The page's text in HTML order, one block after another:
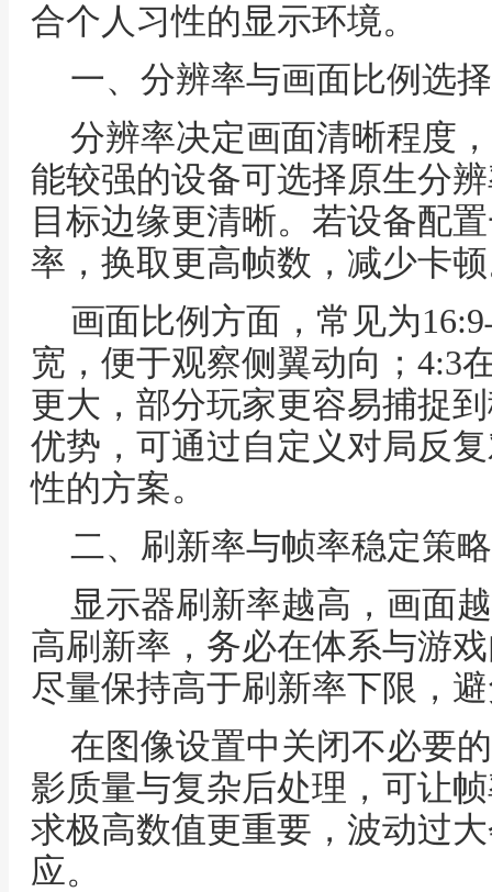
合个人习性的显示环境。
一、分辨率与画面比例选择
分辨率决定画面清晰程度
能较强的设备可选择原生分
目标边缘更清晰。若设备配
率，换取更高帧数，减少卡
画面比例方面，常见为
宽，便于观察侧翼动向；4:3
更大，部分玩家更容易捕捉
优势，可通过自定义对局反
性的方案。
二、刷新率与帧率稳定策略
显示器刷新率越高，画面
高刷新率，务必在体系与游
尽量保持高于刷新率下限，
在图像设置中关闭不必要
影质量与复杂后处理，可让
求极高数值更重要，波动过
应。